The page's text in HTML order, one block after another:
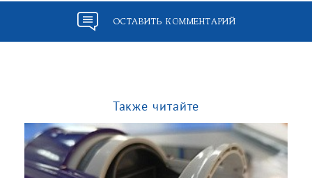
ОСТАВИТЬ КОММЕНТАРИЙ
Также читайте